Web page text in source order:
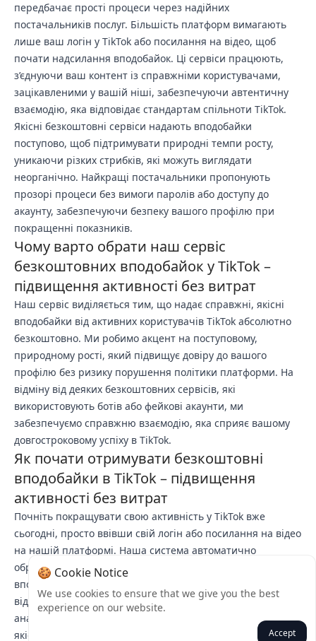
передбачає прості процеси через надійних
постачальників послуг. Більшість платформ вимагають
лише ваш логін у TikTok або посилання на відео, щоб
почати надсилання вподобайок. Ці сервіси працюють,
з’єднуючи ваш контент із справжніми користувачами,
зацікавленими у вашій ніші, забезпечуючи автентичну
взаємодію, яка відповідає стандартам спільноти TikTok.
Якісні безкоштовні сервіси надають вподобайки
поступово, щоб підтримувати природні темпи росту,
уникаючи різких стрибків, які можуть виглядати
неорганічно. Найкращі постачальники пропонують
прозорі процеси без вимоги паролів або доступу до
акаунту, забезпечуючи безпеку вашого профілю при
покращенні показників.
Чому варто обрати наш сервіс
безкоштовних вподобайок у TikTok –
підвищення активності без витрат
Наш сервіс виділяється тим, що надає справжні, якісні
вподобайки від активних користувачів TikTok абсолютно
безкоштовно. Ми робимо акцент на поступовому,
природному рості, який підвищує довіру до вашого
профілю без ризику порушення політики платформи. На
відміну від деяких безкоштовних сервісів, які
використовують ботів або фейкові акаунти, ми
забезпечуємо справжню взаємодію, яка сприяє вашому
довгостроковому успіху в TikTok.
Як почати отримувати безкоштовні
вподобайки в TikTok – підвищення
активності без витрат
Почніть покращувати свою активність у TikTok вже
сьогодні, просто ввівши свій логін або посилання на відео
на нашій платформі. Наша система автоматично
обробляє ваш запит і починає надсилати безкоштовні
вподобайки до вказаного контенту. Ви можете
відстежувати зростання взаємодії в реальному часі через
аналітику TikTok, зосереджуючись на створенні більш
якісного контенту для вашої аудиторії.
🍪 Cookie Notice
We use cookies to ensure that we give you the best
experience on our website.
Accept